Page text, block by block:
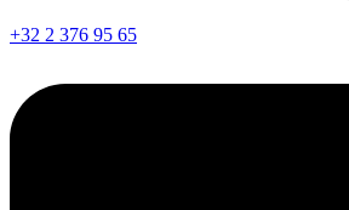
+32 2 376 95 65